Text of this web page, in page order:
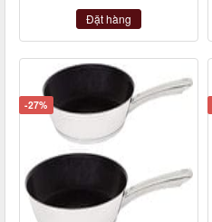
Đặt hàng
-27%